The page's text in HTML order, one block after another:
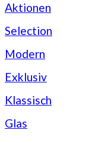
Aktionen
Selection
Modern
Exklusiv
Klassisch
Glas